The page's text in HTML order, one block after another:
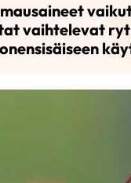
vaihtelevat